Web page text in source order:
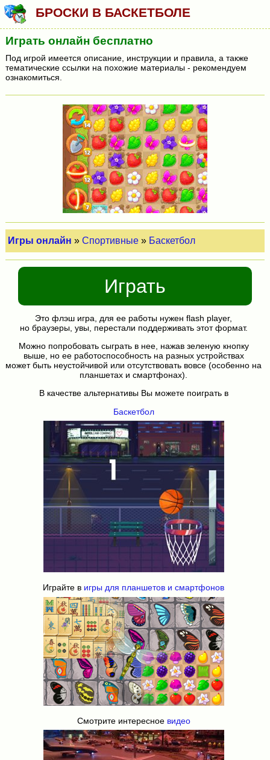
БРОСКИ В БАСКЕТБОЛЕ
Играть онлайн бесплатно
Под игрой имеется описание, инструкции и правила, а также
тематические ссылки на похожие материалы - рекомендуем
ознакомиться.
Игры онлайн »Спортивные » Баскетбол
Играть
Это флэш игра, для ее работы нужен flash player,
но браузеры, увы, перестали поддерживать этот формат.
Можно попробовать сыграть в нее, нажав зеленую кнопку
выше, но ее работоспособность на разных устройствах
может быть неустойчивой или отсутствовать вовсе (особенно на
планшетах и смартфонах).
В качестве альтернативы Вы можете поиграть в
Баскетбол
Играйте в игры для планшетов и смартфонов
Смотрите интересное видео